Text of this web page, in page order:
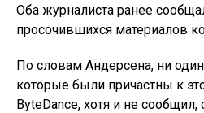
Оба журналиста ранее
просочившихся материалов
По словам Андерсена, ни
которые были причастны к
ByteDance, хотя и не